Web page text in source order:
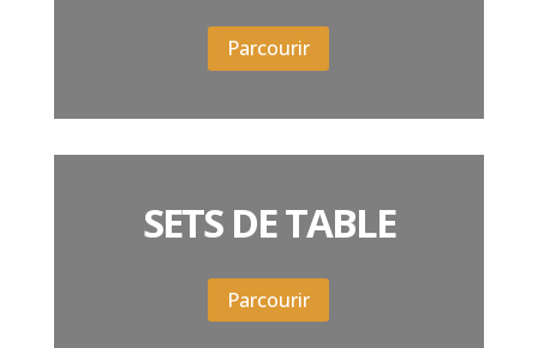
Parcourir
SETS DE TABLE
Parcourir